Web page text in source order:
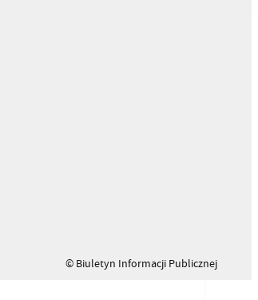
© Biuletyn Informacji Publicznej